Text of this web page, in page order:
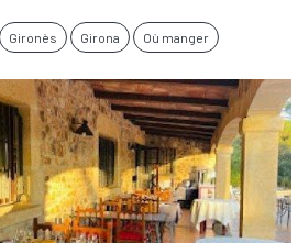
Gironès Girona Où manger